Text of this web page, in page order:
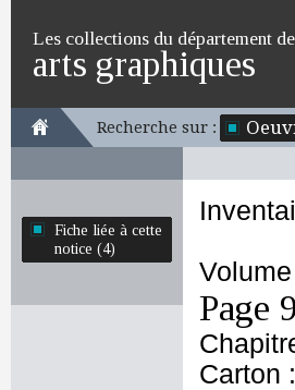
Les collections du département
arts graphiques
Recherche sur :
Fiche liée à cette
notice (4)
Page
Carton